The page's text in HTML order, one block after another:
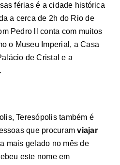
férias é a cidade histórica
a cerca de 2h do Rio de
Pedro ll conta com muitos
o Museu Imperial, a Casa
de Cristal e a
Teresópolis também é
que procuramviajar
mais gelado no mês de
este nome em